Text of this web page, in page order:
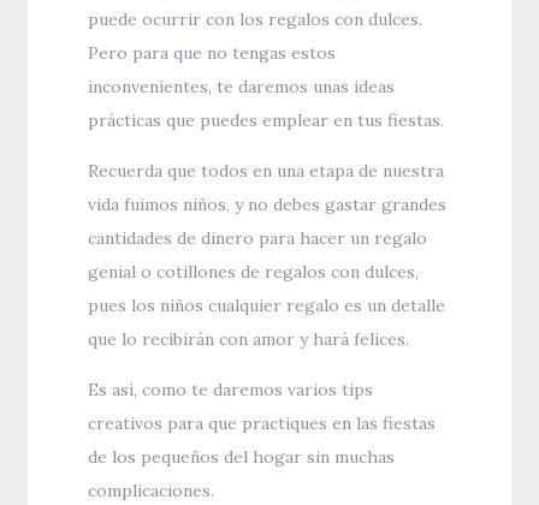
puede ocurrir con los regalos con dulces.
Pero para que no tengas estos
inconvenientes, te daremos unas ideas
prácticas que puedes emplear en tus fiestas.
Recuerda que todos en una etapa de nuestra
vida fuimos niños, y no debes gastar grandes
cantidades de dinero para hacer un regalo
genial o cotillones de regalos con dulces,
pues los niños cualquier regalo es un detalle
que lo recibirán con amor y hará felices.
Es así, como te daremos varios tips
creativos para que practiques en las fiestas
de los pequeños del hogar sin muchas
complicaciones.